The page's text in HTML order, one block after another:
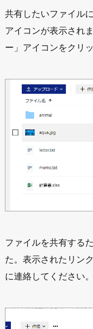
共有したいファイル
アイコンが表示され
ー」アイコンをクリ
ファイルを共有する
た。表示されたリン
に連絡してください。